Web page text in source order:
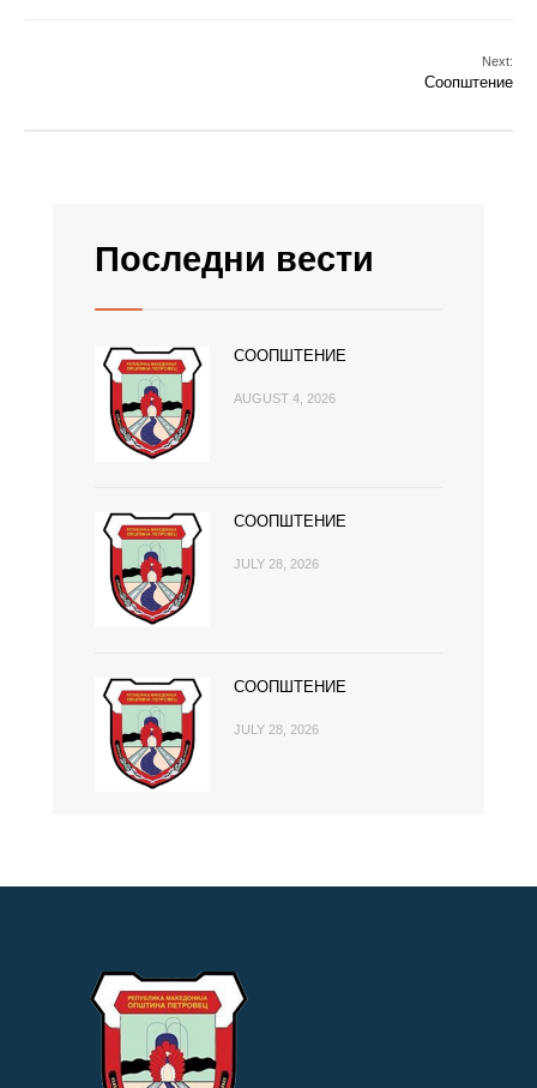
Next:
Соопштение
Последни вести
СООПШТЕНИЕ
AUGUST 4, 2026
СООПШТЕНИЕ
JULY 28, 2026
СООПШТЕНИЕ
JULY 28, 2026